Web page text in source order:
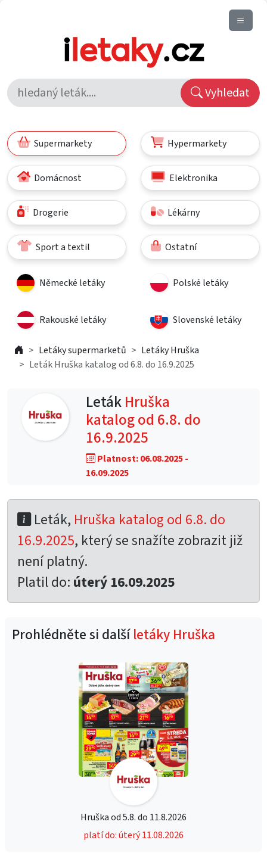
Vyhledat
Supermarkety Hypermarkety
Domácnost Elektronika
Drogerie Lékárny
Sport a textil Ostatní
Německé letáky Polské letáky
Rakouské letáky Slovenské letáky
Letáky supermarketů
Letáky Hruška
Leták Hruška katalog od 6.8. do 16.9.2025
LetákHruška
katalog od 6.8. do
16.9.2025
Platnost: 06.08.2025 -
16.09.2025
Leták, Hruška katalog od 6.8. do
16.9.2025, který se snažíte zobrazit již
není platný.
Platil do: úterý 16.09.2025
Prohlédněte si dalšíletáky Hruška
Hruška od 5.8. do 11.8.2026
platí do: úterý 11.08.2026